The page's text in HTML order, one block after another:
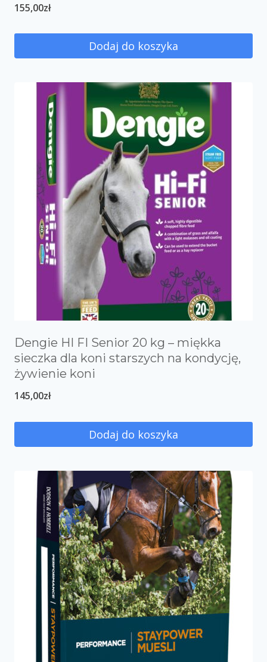
155,00zł
Dodaj do koszyka
Dengie HI FI Senior 20 kg – miękka
sieczka dla koni starszych na kondycję,
żywienie koni
145,00zł
Dodaj do koszyka